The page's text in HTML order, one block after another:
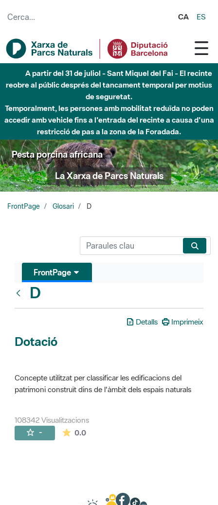
CA ES
A partir del 31 de juliol - Sant Miquel del Fai - El recinte
reobre al públic després del tancament temporal per motius
de seguretat.
Temporalment, les persones amb mobilitat reduïda no poden
accedir amb vehicle fins a l'entrada del recinte a causa d'una
restricció de pas a la zona de la Foradada.
Pesta porcina africana
La Xarxa de Parcs Naturals
FrontPage Glosari D
FrontPage
D
Detalls Imprimeix
Dotació
Concepte utilitzat per classificar les edificacions del
patrimoni construït dins de l'àmbit dels espais naturals
108342 Visualitzacions
- 0.0La mitjana de les valoracions és de 0